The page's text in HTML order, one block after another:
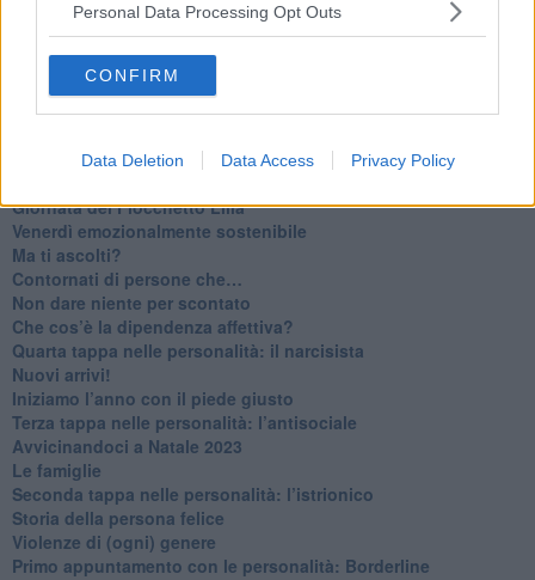
Personal Data Processing Opt Outs
CONFIRM
Data Deletion Data Access Privacy Policy
Non hanno un amico a teatro​
​Tutta una questione di rispetto
​Cose che ci esauriscono
​Vespa che passione!
​Lasciate ai vostri figli il diritto di piangere
​Essere genitori di un adolescente
​Giornata del Fiocchetto Lilla
​Venerdì emozionalmente sostenibile
Ma ti ascolti?
Contornati di persone che…
Non dare niente per scontato
Che cos’è la dipendenza affettiva?
Quarta tappa nelle personalità: il narcisista
​Nuovi arrivi!
​Iniziamo l’anno con il piede giusto
​Terza tappa nelle personalità: l’antisociale
​Avvicinandoci a Natale 2023
Le famiglie
Seconda tappa nelle personalità: l’istrionico
​Storia della persona felice
Violenze di (ogni) genere
​Primo appuntamento con le personalità: Borderline